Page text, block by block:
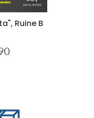
Ruine B
€15,90